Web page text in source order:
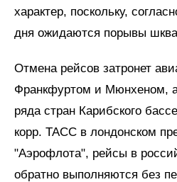
характер, поскольку,
дня ожидаются порывы
Отмена рейсов затронет
Франкфуртом и Мюнхеном,
ряда стран Карибского
корр. ТАСС в лондонском
"Аэрофлота", рейсы в
обратно выполняются без